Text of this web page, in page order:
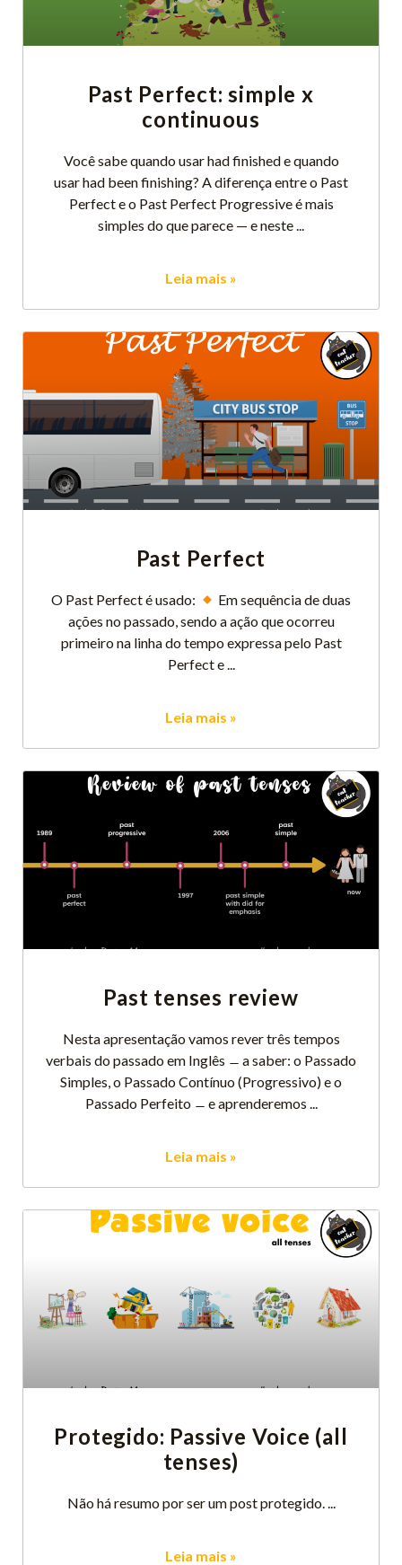
Past Perfect: simple x
continuous
Você sabe quando usar had finished e quando
usar had been finishing? A diferença entre o Past
Perfect e o Past Perfect Progressive é mais
simples do que parece — e neste
Leia mais »
Past Perfect
O Past Perfect é usado:
Em sequência de duas
ações no passado, sendo a ação que ocorreu
primeiro na linha do tempo expressa pelo Past
Perfect e
Leia mais »
Past tenses review
Nesta apresentação vamos rever três tempos
verbais do passado em Inglês ̶ a saber: o Passado
Simples, o Passado Contínuo (Progressivo) e o
Passado Perfeito ̶ e aprenderemos
Leia mais »
Protegido: Passive Voice (all
tenses)
Não há resumo por ser um post protegido.
Leia mais »